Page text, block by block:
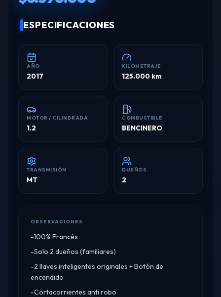
ESPECIFICACIONES
AÑO
2017
KILOMETRAJE
125.000 km
MOTOR / CILINDRADA
1.2
COMBUSTIBLE
BENCINERO
TRANSMISIÓN
MT
DUEÑOS
2
OBSERVACIONES
-100% Francés
-Solo 2 dueños (familiares)
-2 llaves inteligentes originales + Botón de
encendido
-Cortacorrientes anti robo